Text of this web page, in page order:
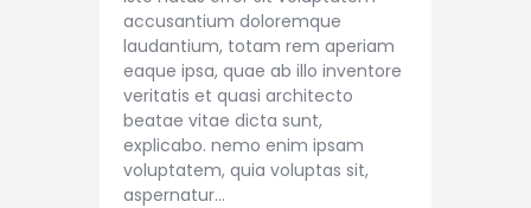
accusantium doloremque
laudantium, totam rem aperiam
eaque ipsa, quae ab illo inventore
veritatis et quasi architecto
beatae vitae dicta sunt,
explicabo. nemo enim ipsam
voluptatem, quia voluptas sit,
aspernatur…